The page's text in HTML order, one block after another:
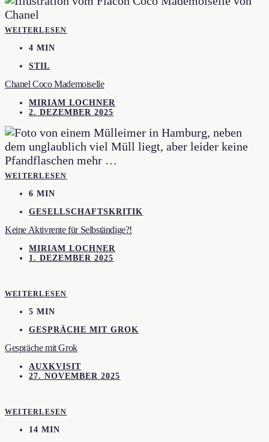
WEITERLESEN
4 MIN
STIL
Chanel Coco Mademoiselle
MIRIAM LOCHNER
2. DEZEMBER 2025
WEITERLESEN
6 MIN
GESELLSCHAFTSKRITIK
Keine Aktivrente für Selbständige?!
MIRIAM LOCHNER
1. DEZEMBER 2025
WEITERLESEN
5 MIN
GESPRÄCHE MIT GROK
Gespräche mit Grok
AUXKVISIT
27. NOVEMBER 2025
WEITERLESEN
14 MIN